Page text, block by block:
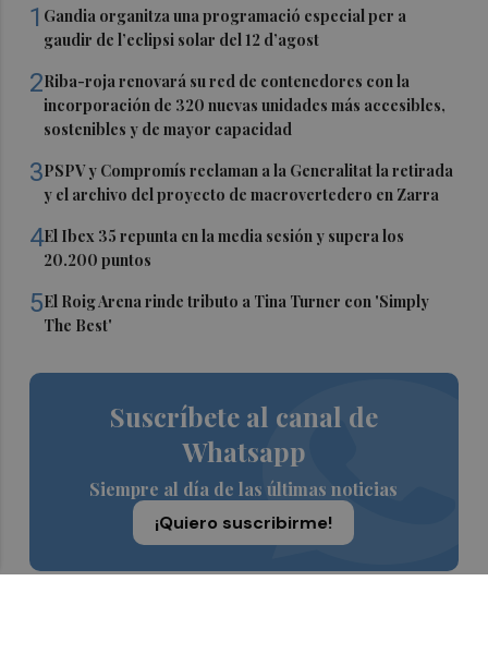
1 Gandia organitza una programació especial per a
gaudir de l’eclipsi solar del 12 d’agost
2Riba-roja renovará su red de contenedores con la
incorporación de 320 nuevas unidades más accesibles,
sostenibles y de mayor capacidad
3PSPV y Compromís reclaman a la Generalitat la retirada
y el archivo del proyecto de macrovertedero en Zarra
4El Ibex 35 repunta en la media sesión y supera los
20.200 puntos
5El Roig Arena rinde tributo a Tina Turner con 'Simply
The Best'
Suscríbete al canal de
Whatsapp
Siempre al día de las últimas noticias
¡Quiero suscribirme!